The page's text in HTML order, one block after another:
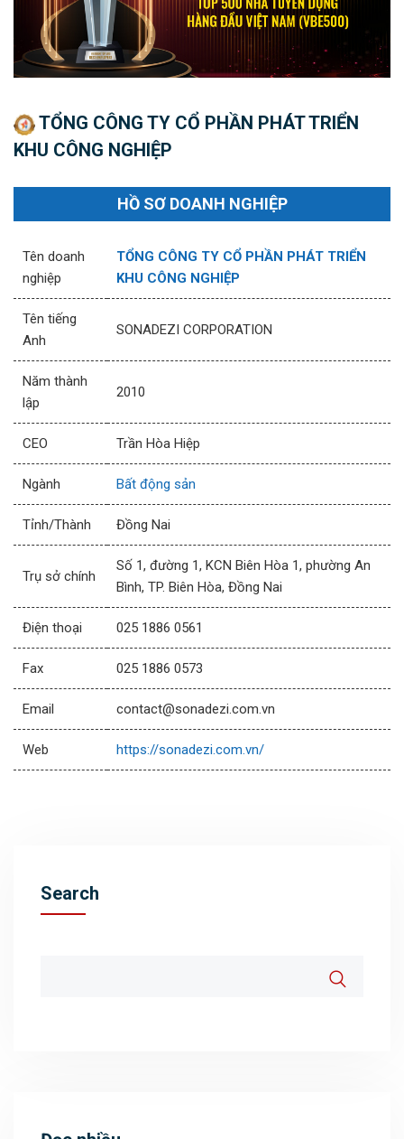
TỔNG CÔNG TY CỔ PHẦN PHÁT TRIỂN
KHU CÔNG NGHIỆP
HỒ SƠ DOANH NGHIỆP
Tên doanh
nghiệp
TỔNG CÔNG TY CỔ PHẦN PHÁT TRIỂN
KHU CÔNG NGHIỆP
Tên tiếng
Anh
SONADEZI CORPORATION
Năm thành
lập
2010
CEO Trần Hòa Hiệp
Ngành Bất động sản
Tỉnh/Thành Đồng Nai
Trụ sở chính
Số 1, đường 1, KCN Biên Hòa 1, phường An
Bình, TP. Biên Hòa, Đồng Nai
Điện thoại 025 1886 0561
Fax 025 1886 0573
Email contact@sonadezi.com.vn
Web https://sonadezi.com.vn/
Search